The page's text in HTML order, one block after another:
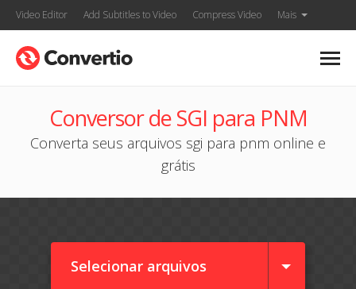
Video Editor Add Subtitles to Video Compress Video Mais
Conversor de SGI para PNM
Converta seus arquivos sgi para pnm online e
grátis
Selecionar arquivos